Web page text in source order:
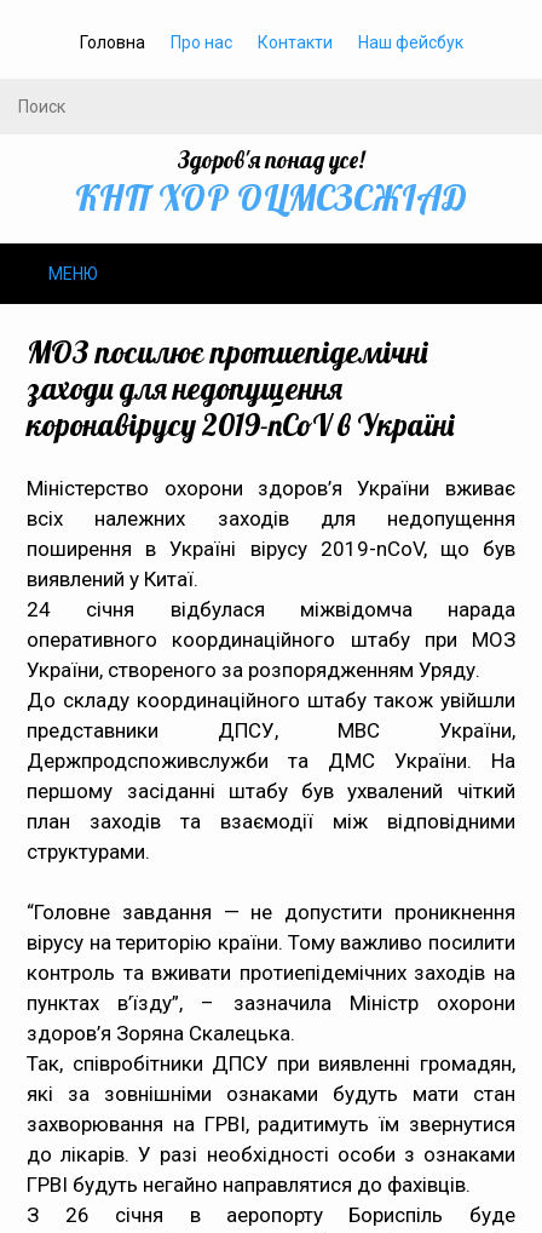
Головна Про нас Контакти Наш фейсбук
Здоров'я понад усе!
КНП ХОР ОЦМСЗСЖIАД
МЕНЮ
Громадське здоров’я
Громадянам
Медпрацівникам
Статистика
Документи
Контакти
Карта сайта
МОЗ посилює протиепідемічні
заходи для недопущення
коронавірусу 2019-nCoV в Україні
Міністерство охорони здоров’я України вживає
всіх належних заходів для недопущення
поширення в Україні вірусу 2019-nCoV, що був
виявлений у Китаї.
24 січня відбулася міжвідомча нарада
оперативного координаційного штабу при МОЗ
України, створеного за розпорядженням Уряду.
До складу координаційного штабу також увійшли
представники ДПСУ, МВС України,
Держпродспоживслужби та ДМС України. На
першому засіданні штабу був ухвалений чіткий
план заходів та взаємодії між відповідними
структурами.
“Головне завдання — не допустити проникнення
вірусу на територію країни. Тому важливо посилити
контроль та вживати протиепідемічних заходів на
пунктах в’їзду”, – зазначила Міністр охорони
здоров’я Зоряна Скалецька.
Так, співробітники ДПСУ при виявленні громадян,
які за зовнішніми ознаками будуть мати стан
захворювання на ГРВІ, радитимуть їм звернутися
до лікарів. У разі необхідності особи з ознаками
ГРВІ будуть негайно направлятися до фахівців.
З 26 січня в аеропорту Бориспіль буде